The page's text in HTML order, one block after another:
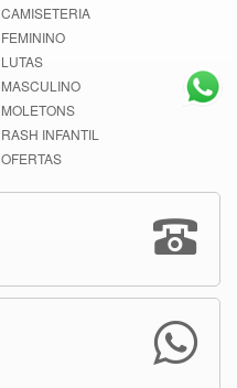
CAMISETERIA
FEMININO
LUTAS
MASCULINO
MOLETONS
RASH INFANTIL
OFERTAS